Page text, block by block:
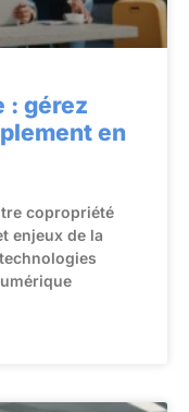
: gérez
en
copropriété
enjeux de la